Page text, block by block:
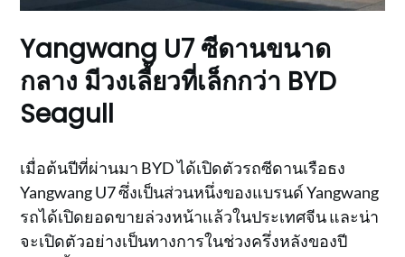
Yangwang U7 ซีดานขนาด
กลาง มีวงเลี้ยวที่เล็กกว่า BYD
Seagull
เมื่อต้นปีที่ผ่านมา BYD ได้เปิดตัวรถซีดานเรือธง
Yangwang U7 ซึ่งเป็นส่วนหนึ่งของแบรนด์ Yangwang
รถได้เปิดยอดขายล่วงหน้าแล้วในประเทศจีน และน่า
จะเปิดตัวอย่างเป็นทางการในช่วงครึ่งหลังของปี